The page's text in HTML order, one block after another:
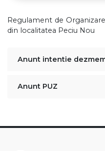
Regulament de
din localitatea Peciu Nou
Anunt intentie
Anunt PUZ